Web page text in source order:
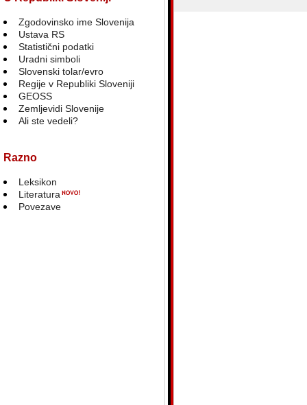
Zgodovinsko ime Slovenija
Ustava RS
Statistični podatki
Uradni simboli
Slovenski tolar/evro
Regije v Republiki Sloveniji
GEOSS
Zemljevidi Slovenije
Ali ste vedeli?
Razno
Leksikon
Literatura
Povezave